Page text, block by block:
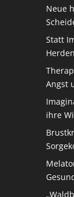
Neue
Statt
Angst
ihre